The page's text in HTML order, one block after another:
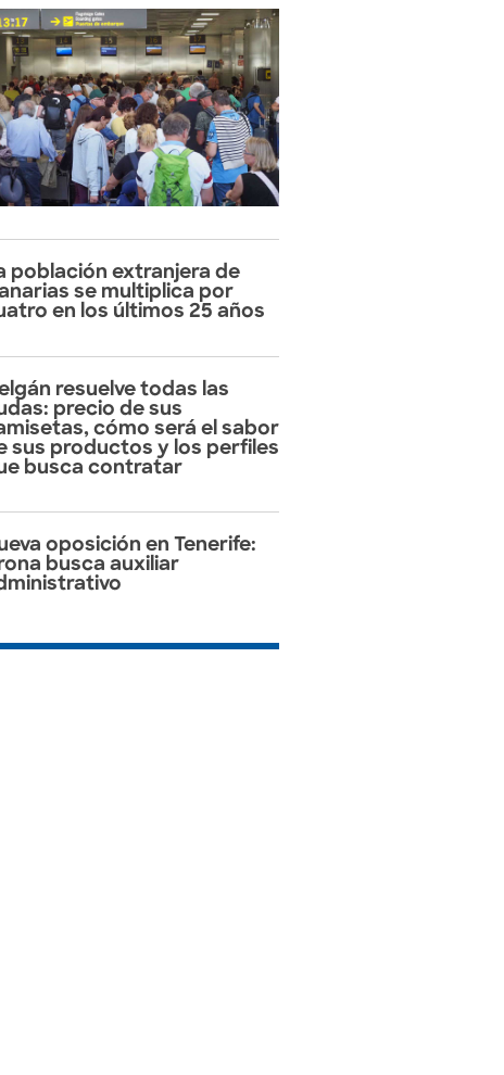
población extranjera de
se multiplica por
en los últimos 25 años
resuelve todas las
precio de sus
cómo será el sabor
sus productos y los perfiles
busca contratar
oposición en Tenerife:
busca auxiliar